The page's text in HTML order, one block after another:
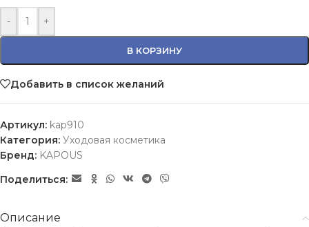
- +
В КОРЗИНУ
Добавить в список желаний
Артикул: kap910
Категория: Уходовая косметика
Бренд: KAPOUS
Поделиться:
Описание